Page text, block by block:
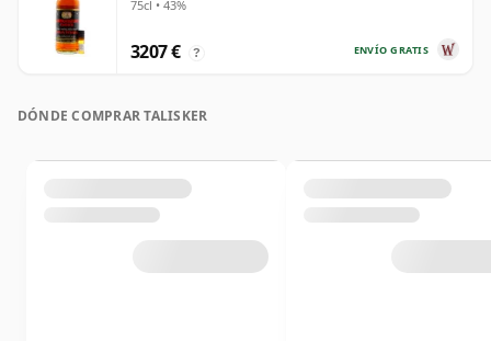
75cl • 43%
ENVÍO GRATIS
3207 € ?
DÓNDE COMPRAR TALISKER